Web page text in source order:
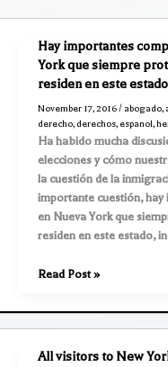
Hay importantes
York que siempre
residen en este estado
November 17, 2016/ abogado,
derecho, derechos, espanol,
Ha habido mucha
elecciones y cómo
la cuestión de la
importante cuestión,
en Nueva York que
residen en este estado,
Hay
componentes
de
nuestra
Read Post »
All visitors to New